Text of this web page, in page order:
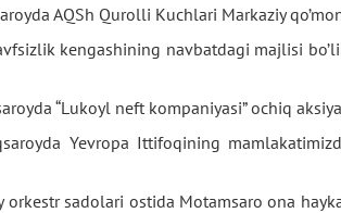
AQSh Qurolli Kuchlari Markaziy
kengashining navbatdagi majlisi
“Lukoyl neft kompaniyasi” ochiq
Yevropa Ittifoqining
orkestr sadolari ostida Motamsaro ona